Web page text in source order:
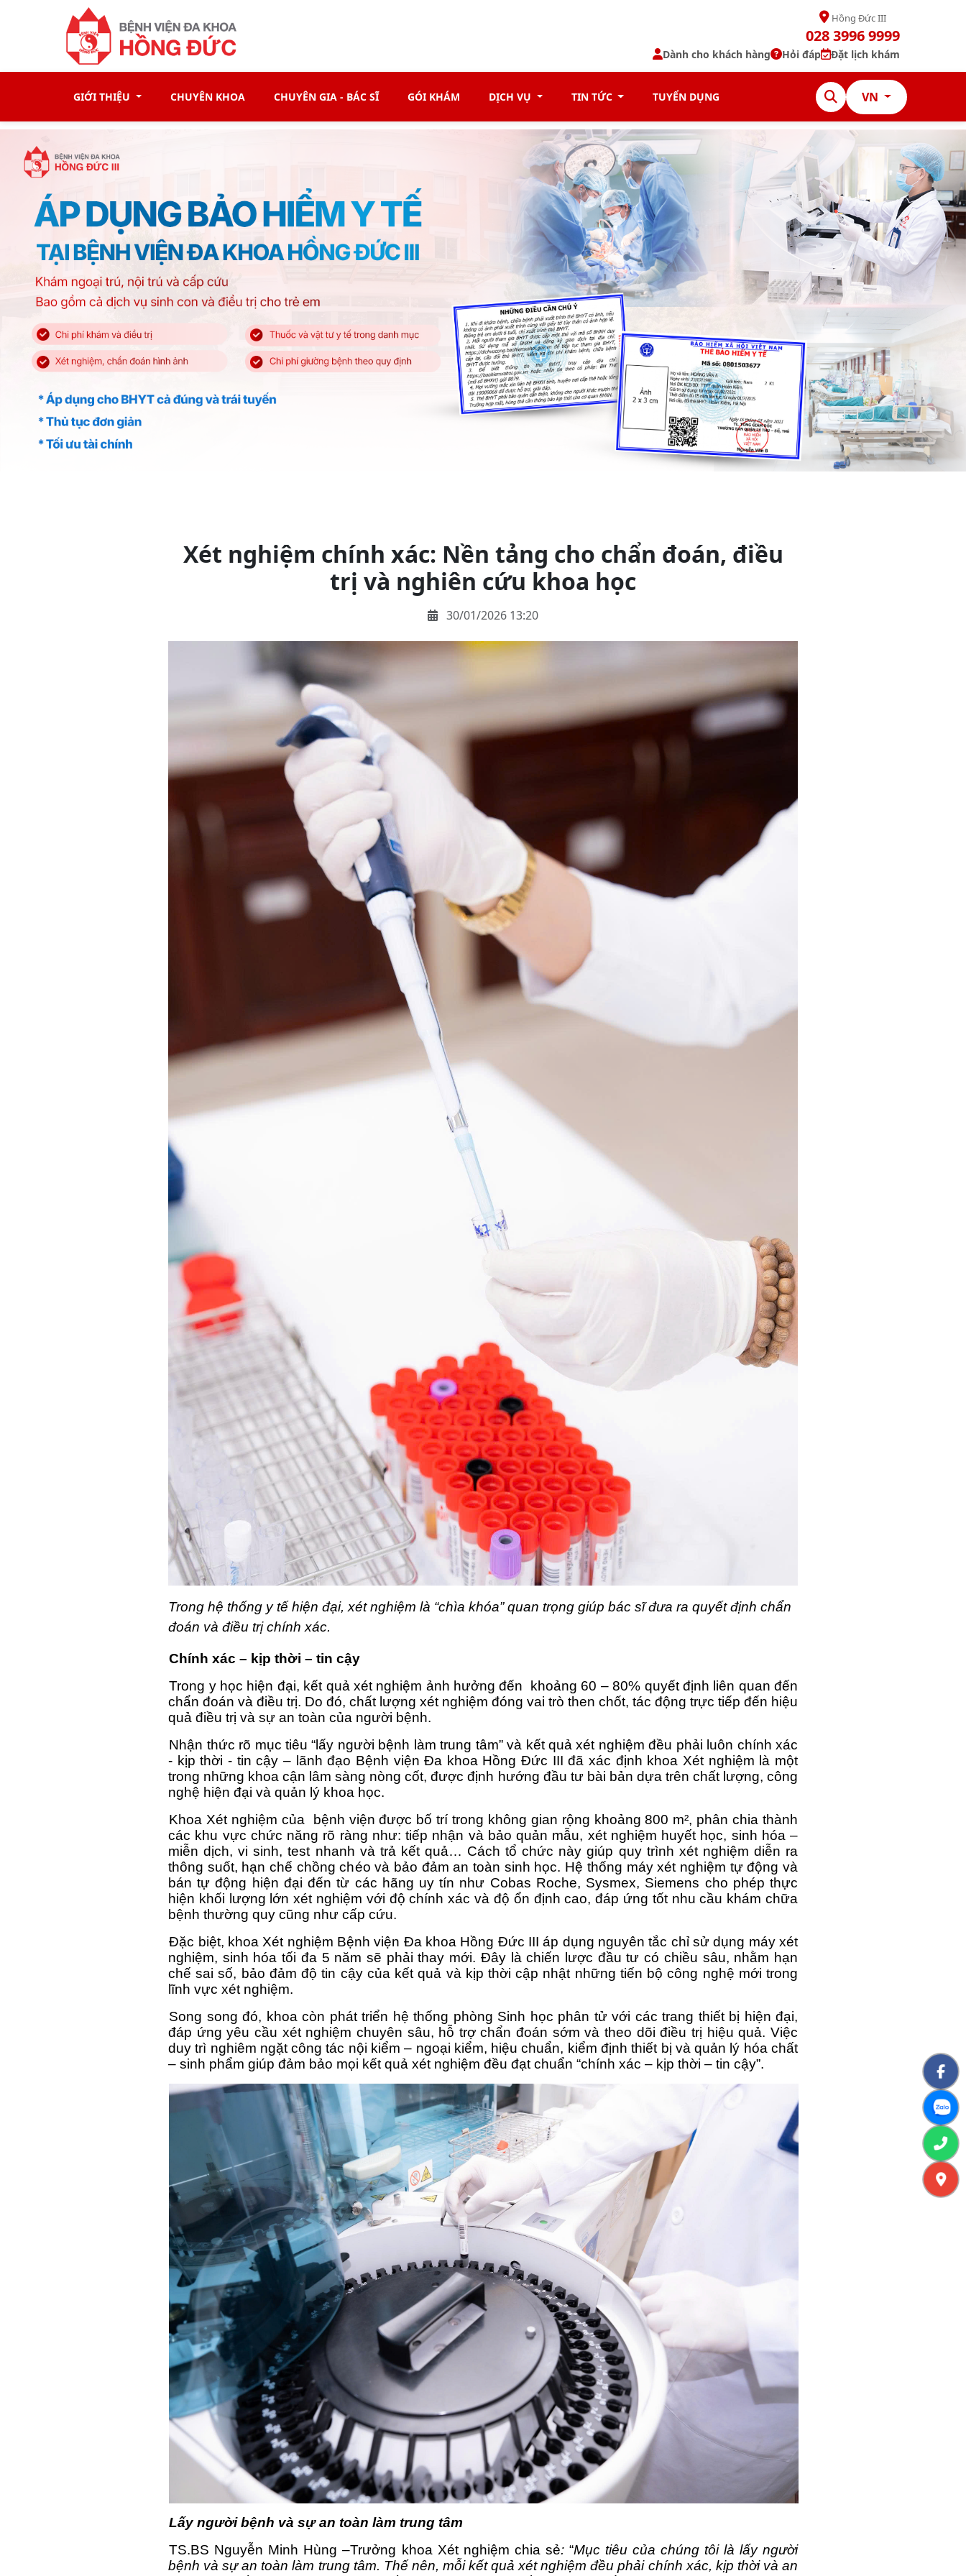
Hồng Đức III
028 3996 9999
Dành cho khách hàng Hỏi đáp Đặt lịch khám
GIỚI THIỆU CHUYÊN KHOA CHUYÊN GIA - BÁC SĨ GÓI KHÁM DỊCH VỤ TIN TỨC TUYỂN DỤNG VN
Xét nghiệm chính xác: Nền tảng cho chẩn đoán, điều
trị và nghiên cứu khoa học
30/01/2026 13:20
Trong hệ thống y tế hiện đại, xét nghiệm là “chìa khóa” quan trọng giúp bác sĩ đưa ra quyết định chẩn
đoán và điều trị chính xác.
Chính xác – kịp thời – tin cậy
Trong y học hiện đại, kết quả xét nghiệm ảnh hưởng đến  khoảng 60 – 80% quyết định liên quan đến
chẩn đoán và điều trị. Do đó, chất lượng xét nghiệm đóng vai trò then chốt, tác động trực tiếp đến hiệu
quả điều trị và sự an toàn của người bệnh.
Nhận thức rõ mục tiêu “lấy người bệnh làm trung tâm” và kết quả xét nghiệm đều phải luôn chính xác
- kịp thời - tin cậy – lãnh đạo Bệnh viện Đa khoa Hồng Đức III đã xác định khoa Xét nghiệm là một
trong những khoa cận lâm sàng nòng cốt, được định hướng đầu tư bài bản dựa trên chất lượng, công
nghệ hiện đại và quản lý khoa học.
Khoa Xét nghiệm của  bệnh viện được bố trí trong không gian rộng khoảng 800 m², phân chia thành
các khu vực chức năng rõ ràng như: tiếp nhận và bảo quản mẫu, xét nghiệm huyết học, sinh hóa –
miễn dịch, vi sinh, test nhanh và trả kết quả… Cách tổ chức này giúp quy trình xét nghiệm diễn ra
thông suốt, hạn chế chồng chéo và bảo đảm an toàn sinh học. Hệ thống máy xét nghiệm tự động và
bán tự động hiện đại đến từ các hãng uy tín như Cobas Roche, Sysmex, Siemens cho phép thực
hiện khối lượng lớn xét nghiệm với độ chính xác và độ ổn định cao, đáp ứng tốt nhu cầu khám chữa
bệnh thường quy cũng như cấp cứu.
Đặc biệt, khoa Xét nghiệm Bệnh viện Đa khoa Hồng Đức III áp dụng nguyên tắc chỉ sử dụng máy xét
nghiệm, sinh hóa tối đa 5 năm sẽ phải thay mới. Đây là chiến lược đầu tư có chiều sâu, nhằm hạn
chế sai số, bảo đảm độ tin cậy của kết quả và kịp thời cập nhật những tiến bộ công nghệ mới trong
lĩnh vực xét nghiệm.
Song song đó, khoa còn phát triển hệ thống phòng Sinh học phân tử với các trang thiết bị hiện đại,
đáp ứng yêu cầu xét nghiệm chuyên sâu, hỗ trợ chẩn đoán sớm và theo dõi điều trị hiệu quả. Việc
duy trì nghiêm ngặt công tác nội kiểm – ngoại kiểm, hiệu chuẩn, kiểm định thiết bị và quản lý hóa chất
– sinh phẩm giúp đảm bảo mọi kết quả xét nghiệm đều đạt chuẩn “chính xác – kịp thời – tin cậy”.
Lấy người bệnh và sự an toàn làm trung tâm
TS.BS Nguyễn Minh Hùng –Trưởng khoa Xét nghiệm chia sẻ: “Mục tiêu của chúng tôi là lấy người
bệnh và sự an toàn làm trung tâm. Thế nên, mỗi kết quả xét nghiệm đều phải chính xác, kịp thời và an